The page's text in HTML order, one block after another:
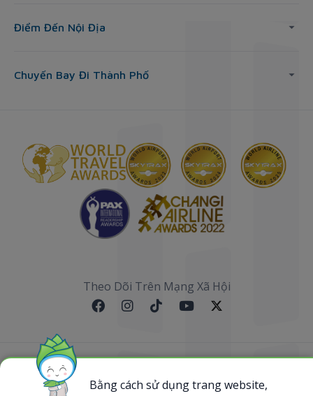
Điểm Đến Nội Địa
Chuyến Bay Đi Thành Phố
Theo Dõi Trên Mạng Xã Hội
Sơ đồ website
Bằng cách sử dụng trang website,